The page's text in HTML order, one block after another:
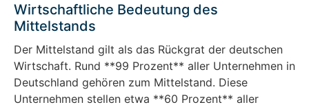
Wirtschaftliche Bedeutung des
Mittelstands
Der Mittelstand gilt als das Rückgrat der deutschen
Wirtschaft. Rund **99 Prozent** aller Unternehmen in
Deutschland gehören zum Mittelstand. Diese
Unternehmen stellen etwa **60 Prozent** aller